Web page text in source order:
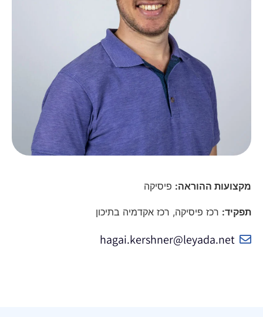
מקצועות ההוראה: פיסיקה
תפקיד: רכז פיסיקה, רכז אקדמיה בתיכון
hagai.kershner@leyada.net